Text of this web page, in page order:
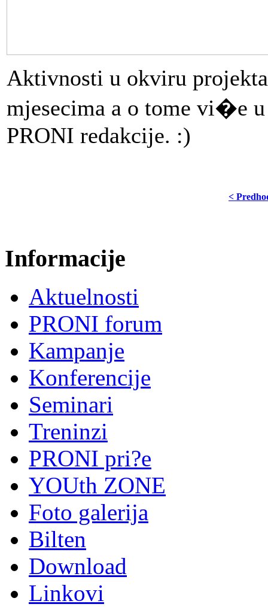
Aktivnosti u okviru
mjesecima a o tome vi�e
PRONI redakcije. :)
<
Informacije
Aktuelnosti
PRONI forum
Kampanje
Konferencije
Seminari
Treninzi
PRONI pri?e
YOUth ZONE
Foto galerija
Bilten
Download
Linkovi